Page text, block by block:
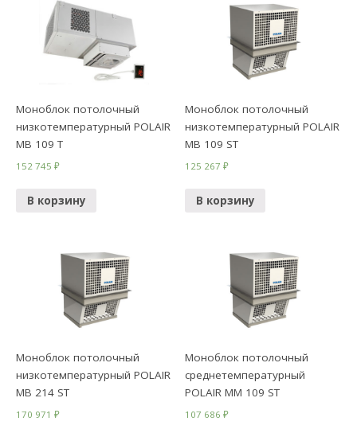
Моноблок потолочный
низкотемпературный POLAIR
МB 109 T
152 745₽
В корзину
Моноблок потолочный
низкотемпературный POLAIR
МВ 109 ST
125 267₽
В корзину
Моноблок потолочный
низкотемпературный POLAIR
МВ 214 ST
170 971₽
Моноблок потолочный
среднетемпературный
POLAIR MM 109 ST
107 686₽